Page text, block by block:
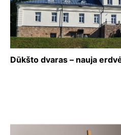
Dūkšto dvaras – nauja